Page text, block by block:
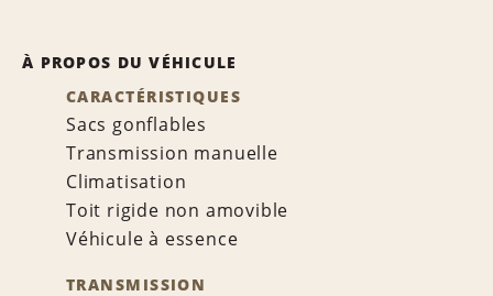
À PROPOS DU VÉHICULE
CARACTÉRISTIQUES
Sacs gonflables
Transmission manuelle
Climatisation
Toit rigide non amovible
Véhicule à essence
TRANSMISSION